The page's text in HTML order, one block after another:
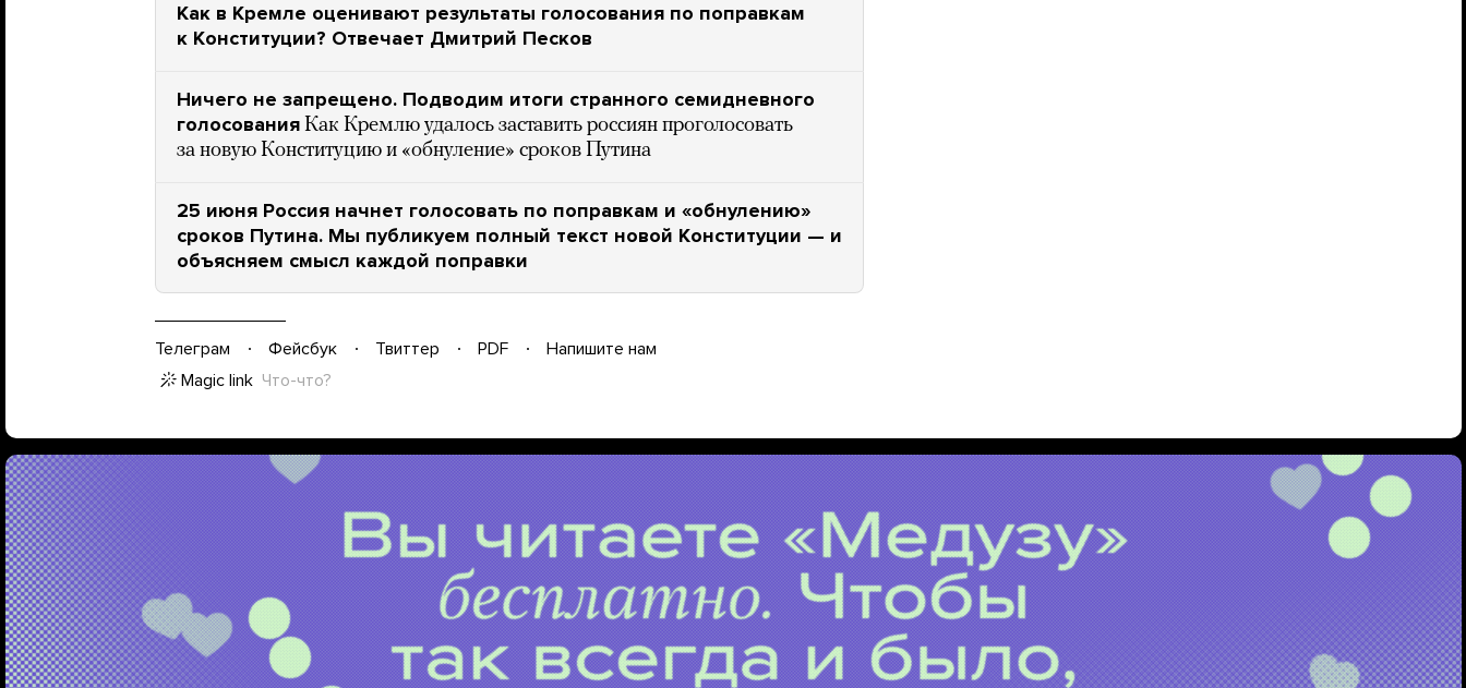
Как в Кремле оценивают результаты голосования по поправкам
к Конституции? Отвечает Дмитрий Песков
Ничего не запрещено. Подводим итоги странного семидневного
голосования Как Кремлю удалось заставить россиян проголосовать
за новую Конституцию и «обнуление» сроков Путина
25 июня Россия начнет голосовать по поправкам и «обнулению»
сроков Путина. Мы публикуем полный текст новой Конституции — и
объясняем смысл каждой поправки
Телеграм Фейсбук Твиттер PDF
Напишите нам
Magic link Что-что?